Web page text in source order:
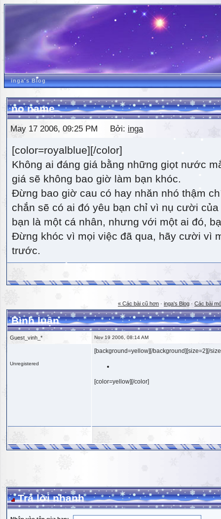
inga's Blog
no name
May 17 2006, 09:25 PM Bởi: inga
[color=royalblue][/color]
Không ai đáng giá bằng những giọt nước
giá sẽ không bao giờ làm bạn khóc.
Đừng bao giờ cau có hay nhăn nhó thậm
chắn sẽ có ai đó yêu bạn chỉ vì nụ cười
bạn là một cá nhân, nhưng với một ai đó,
Đừng khóc vì mọi việc đã qua, hãy cười vì
trước.
« Các bài cũ hơn · inga's Blog · Các bài
Bình luận
Guest_vinh_* Nov 19 2006, 08:14 AM
Unregistered
[background=yellow][/background][size=2][/
[color=yellow][/color]
Trả lời nhanh